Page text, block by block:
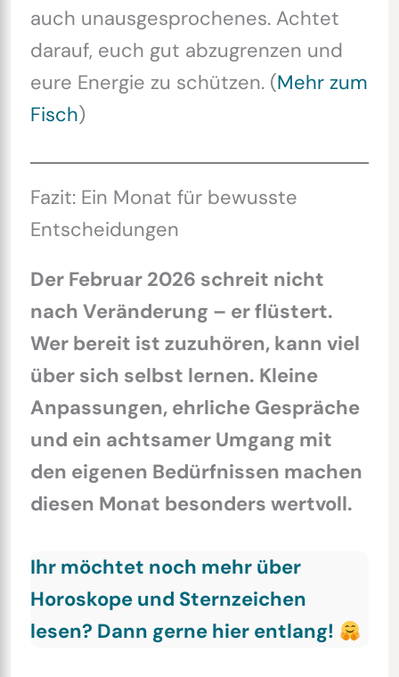
auch unausgesprochenes. Achtet
darauf, euch gut abzugrenzen und
eure Energie zu schützen. (Mehr zum
Fisch)
Fazit: Ein Monat für bewusste
Entscheidungen
Der Februar 2026 schreit nicht
nach Veränderung – er flüstert.
Wer bereit ist zuzuhören, kann viel
über sich selbst lernen. Kleine
Anpassungen, ehrliche Gespräche
und ein achtsamer Umgang mit
den eigenen Bedürfnissen machen
diesen Monat besonders wertvoll.
Ihr möchtet noch mehr über
Horoskope und Sternzeichen
lesen? Dann gerne hier entlang!